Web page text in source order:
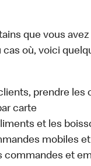
que vous
cas où, voici
prendre les
carte
et les
mobiles
commandes et